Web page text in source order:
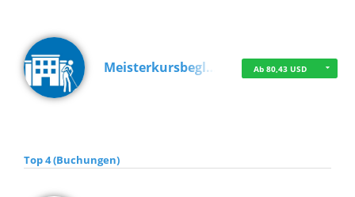
Meisterkursbegl… Ab 80,43 USD
Top 4 (Buchungen)